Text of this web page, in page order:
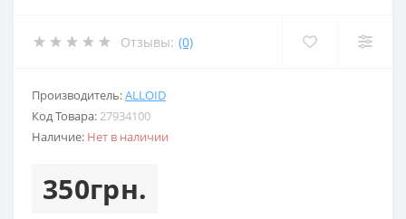
Отзывы: (0)
Производитель:ALLOID
Код Товара:27934100
Наличие: Нет в наличии
350грн.